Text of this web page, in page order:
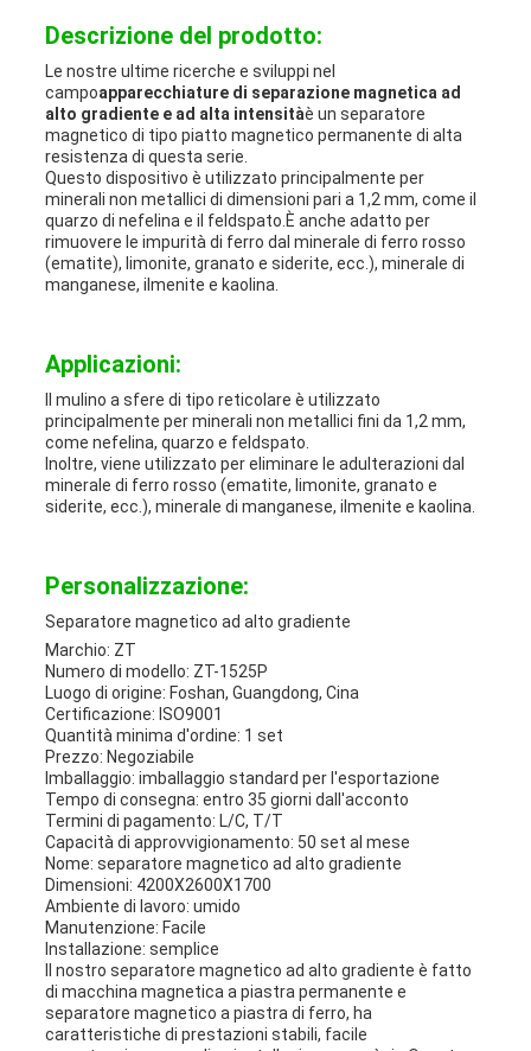
Descrizione del prodotto:
Le nostre ultime ricerche e sviluppi nel
campoapparecchiature di separazione magnetica ad
alto gradiente e ad alta intensitàè un separatore
magnetico di tipo piatto magnetico permanente di alta
resistenza di questa serie.
Questo dispositivo è utilizzato principalmente per
minerali non metallici di dimensioni pari a 1,2 mm, come il
quarzo di nefelina e il feldspato.È anche adatto per
rimuovere le impurità di ferro dal minerale di ferro rosso
(ematite), limonite, granato e siderite, ecc.), minerale di
manganese, ilmenite e kaolina.
Applicazioni:
Il mulino a sfere di tipo reticolare è utilizzato
principalmente per minerali non metallici fini da 1,2 mm,
come nefelina, quarzo e feldspato.
Inoltre, viene utilizzato per eliminare le adulterazioni dal
minerale di ferro rosso (ematite, limonite, granato e
siderite, ecc.), minerale di manganese, ilmenite e kaolina.
Personalizzazione:
Separatore magnetico ad alto gradiente
Marchio: ZT
Numero di modello: ZT-1525P
Luogo di origine: Foshan, Guangdong, Cina
Certificazione: ISO9001
Quantità minima d'ordine: 1 set
Prezzo: Negoziabile
Imballaggio: imballaggio standard per l'esportazione
Tempo di consegna: entro 35 giorni dall'acconto
Termini di pagamento: L/C, T/T
Capacità di approvvigionamento: 50 set al mese
Nome: separatore magnetico ad alto gradiente
Dimensioni: 4200X2600X1700
Ambiente di lavoro: umido
Manutenzione: Facile
Installazione: semplice
Il nostro separatore magnetico ad alto gradiente è fatto
di macchina magnetica a piastra permanente e
separatore magnetico a piastra di ferro, ha
caratteristiche di prestazioni stabili, facile